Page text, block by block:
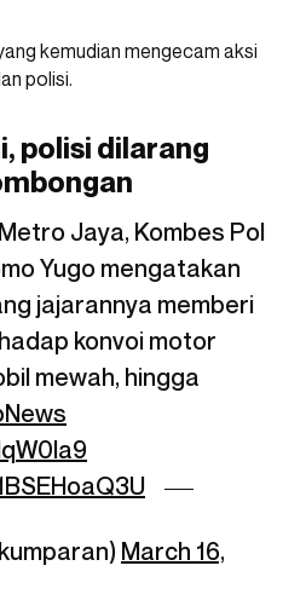
kemudian mengecam aksi
polisi.
polisi dilarang
Jaya, Kombes Pol
Yugo mengatakan
jajarannya memberi
konvoi motor
mewah, hingga
March 16,